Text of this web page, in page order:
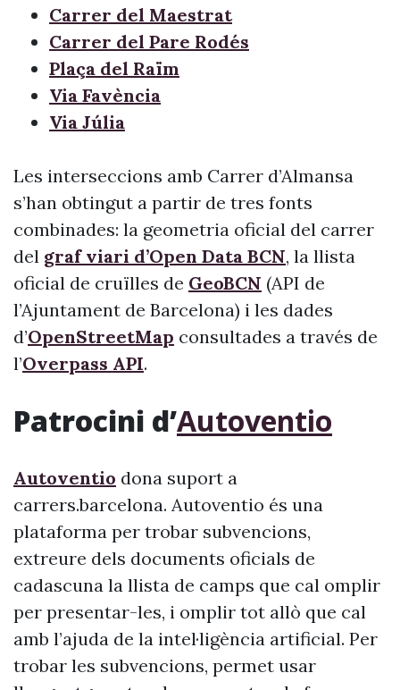
Carrer del Maestrat
Carrer del Pare Rodés
Plaça del Raïm
Via Favència
Via Júlia
Les interseccions amb Carrer d’Almansa
s’han obtingut a partir de tres fonts
combinades: la geometria oficial del carrer
del graf viari d’Open Data BCN, la llista
oficial de cruïlles de GeoBCN (API de
l’Ajuntament de Barcelona) i les dades
d’OpenStreetMap consultades a través de
l’Overpass API.
Patrocini d’Autoventio
Autoventio dona suport a
carrers.barcelona. Autoventio és una
plataforma per trobar subvencions,
extreure dels documents oficials de
cadascuna la llista de camps que cal omplir
per presentar-les, i omplir tot allò que cal
amb l’ajuda de la intel·ligència artificial. Per
trobar les subvencions, permet usar